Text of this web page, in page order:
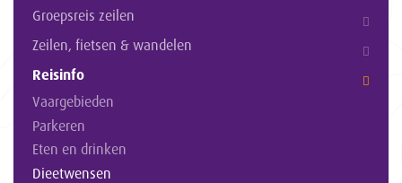
Groepsreis zeilen
Zeilen, fietsen & wandelen
Reisinfo
Vaargebieden
Parkeren
Eten en drinken
Dieetwensen